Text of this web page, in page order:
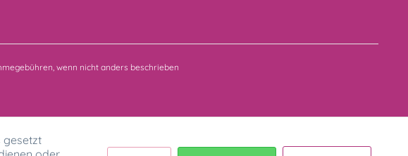
wenn nicht anders beschrieben
gesetzt